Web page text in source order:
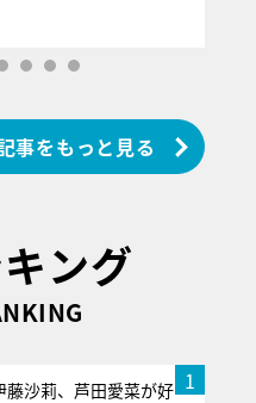
事をもっと見る
ング
1
藤沙莉、芦田愛菜が好